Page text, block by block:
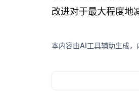
改进对于最大程度地
本内容由AI工具辅助生成